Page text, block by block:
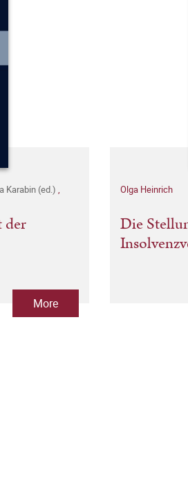
Karabin (ed.) ,
der
More
Olga Heinrich
Die